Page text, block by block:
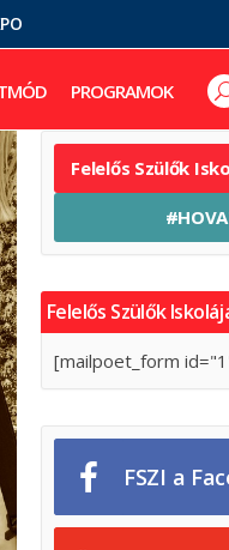
PROGRAMOK
Felelős Szülők
Felelős Szülők
[mailpoet_form
FSZI a